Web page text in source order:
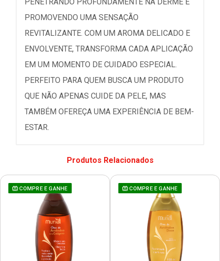
PROMOVENDO UMA SENSAÇÃO
REVITALIZANTE. COM UM AROMA DELICADO E
ENVOLVENTE, TRANSFORMA CADA APLICAÇÃO
EM UM MOMENTO DE CUIDADO ESPECIAL.
PERFEITO PARA QUEM BUSCA UM PRODUTO
QUE NÃO APENAS CUIDE DA PELE, MAS
TAMBÉM OFEREÇA UMA EXPERIÊNCIA DE BEM-
ESTAR.
Produtos Relacionados
COMPRE E GANHE COMPRE E GANHE